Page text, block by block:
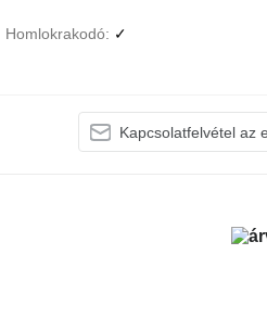
Homlokrakodó ✓
Kapcsolatfelvétel az